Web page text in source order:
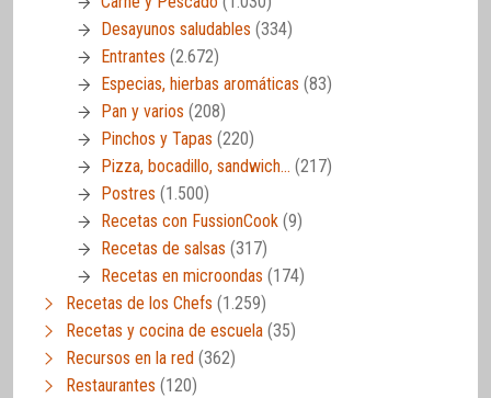
Desayunos saludables (334)
Entrantes (2.672)
Especias, hierbas aromáticas (83)
Pan y varios (208)
Pinchos y Tapas (220)
Pizza, bocadillo, sandwich… (217)
Postres (1.500)
Recetas con FussionCook (9)
Recetas de salsas (317)
Recetas en microondas (174)
Recetas de los Chefs (1.259)
Recetas y cocina de escuela (35)
Recursos en la red (362)
Restaurantes (120)